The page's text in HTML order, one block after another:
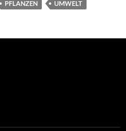
PFLANZEN UMWELT